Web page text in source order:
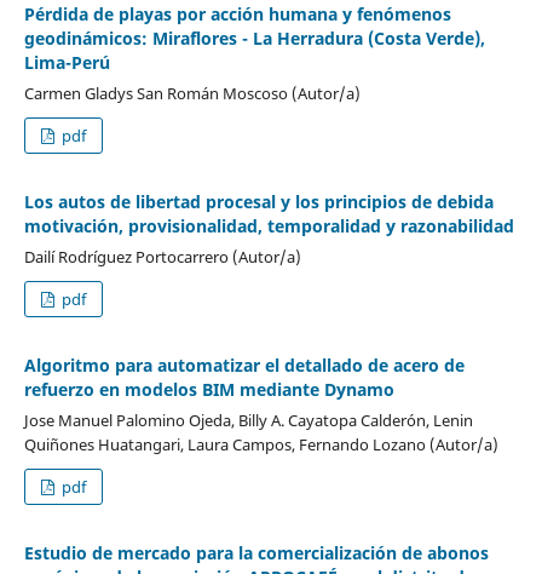
Pérdida de playas por acción humana y fenómenos
geodinámicos: Miraflores - La Herradura (Costa Verde),
Lima-Perú
Carmen Gladys San Román Moscoso (Autor/a)
pdf
Los autos de libertad procesal y los principios de debida
motivación, provisionalidad, temporalidad y razonabilidad
Dailí Rodríguez Portocarrero (Autor/a)
pdf
Algoritmo para automatizar el detallado de acero de
refuerzo en modelos BIM mediante Dynamo
Jose Manuel Palomino Ojeda, Billy A. Cayatopa Calderón, Lenin
Quiñones Huatangari, Laura Campos, Fernando Lozano (Autor/a)
pdf
Estudio de mercado para la comercialización de abonos